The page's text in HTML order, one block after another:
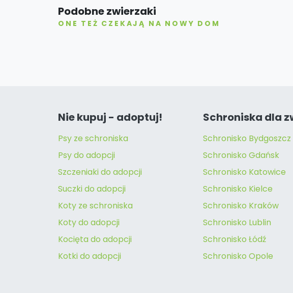
Podobne zwierzaki
ONE TEŻ CZEKAJĄ NA NOWY DOM
Nie kupuj - adoptuj!
Psy ze schroniska
Psy do adopcji
Szczeniaki do adopcji
Suczki do adopcji
Koty ze schroniska
Koty do adopcji
Kocięta do adopcji
Kotki do adopcji
Schroniska dla
Schronisko Bydgoszcz
Schronisko Gdańsk
Schronisko Katowice
Schronisko Kielce
Schronisko Kraków
Schronisko Lublin
Schronisko Łódź
Schronisko Opole